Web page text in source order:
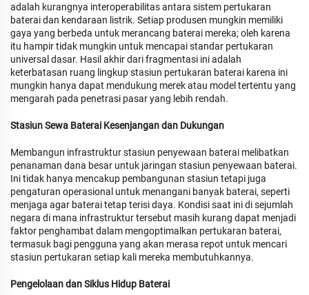
adalah kurangnya interoperabilitas antara sistem pertukaran
baterai dan kendaraan listrik. Setiap produsen mungkin memiliki
gaya yang berbeda untuk merancang baterai mereka; oleh karena
itu hampir tidak mungkin untuk mencapai standar pertukaran
universal dasar. Hasil akhir dari fragmentasi ini adalah
keterbatasan ruang lingkup stasiun pertukaran baterai karena ini
mungkin hanya dapat mendukung merek atau model tertentu yang
mengarah pada penetrasi pasar yang lebih rendah.
Stasiun Sewa Baterai Kesenjangan dan Dukungan
Membangun infrastruktur stasiun penyewaan baterai melibatkan
penanaman dana besar untuk jaringan stasiun penyewaan baterai.
Ini tidak hanya mencakup pembangunan stasiun tetapi juga
pengaturan operasional untuk menangani banyak baterai, seperti
menjaga agar baterai tetap terisi daya. Kondisi saat ini di sejumlah
negara di mana infrastruktur tersebut masih kurang dapat menjadi
faktor penghambat dalam mengoptimalkan pertukaran baterai,
termasuk bagi pengguna yang akan merasa repot untuk mencari
stasiun pertukaran setiap kali mereka membutuhkannya.
Pengelolaan dan Siklus Hidup Baterai